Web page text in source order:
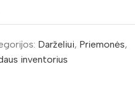
Darželiui, Priemonės,
inventorius